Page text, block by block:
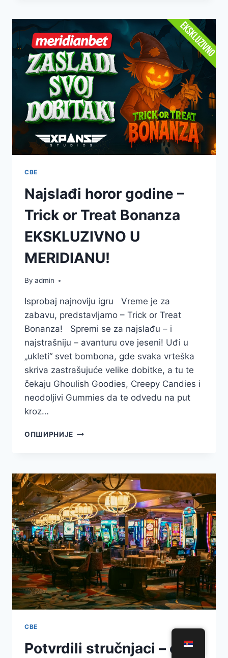
–
GATES
OF
HALLOWEEN
JE
STIGAO!
СВЕ
Najslađi horor godine –
Trick or Treat Bonanza
EKSKLUZIVNO U
MERIDIANU!
By admin
Isprobaj najnoviju igru Vreme je za
zabavu, predstavljamo – Trick or Treat
Bonanza! Spremi se za najslađu – i
najstrašniju – avanturu ove jeseni! Uđi u
„ukleti“ svet bombona, gde svaka vrteška
skriva zastrašujuće velike dobitke, a tu te
čekaju Ghoulish Goodies, Creepy Candies i
neodoljivi Gummies da te odvedu na put
kroz…
ОПШИРНИЈЕ NAJSLAĐI
TRICK
OR
TREAT
BONANZA
EKSKLUZIVNO
U
MERIDIANU!
СВЕ
Potvrdili stručnjaci – evo